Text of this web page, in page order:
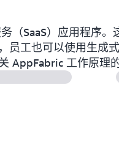
（SaaS）应用程序。
工也可以使用生成式
AppFabric 工作原理